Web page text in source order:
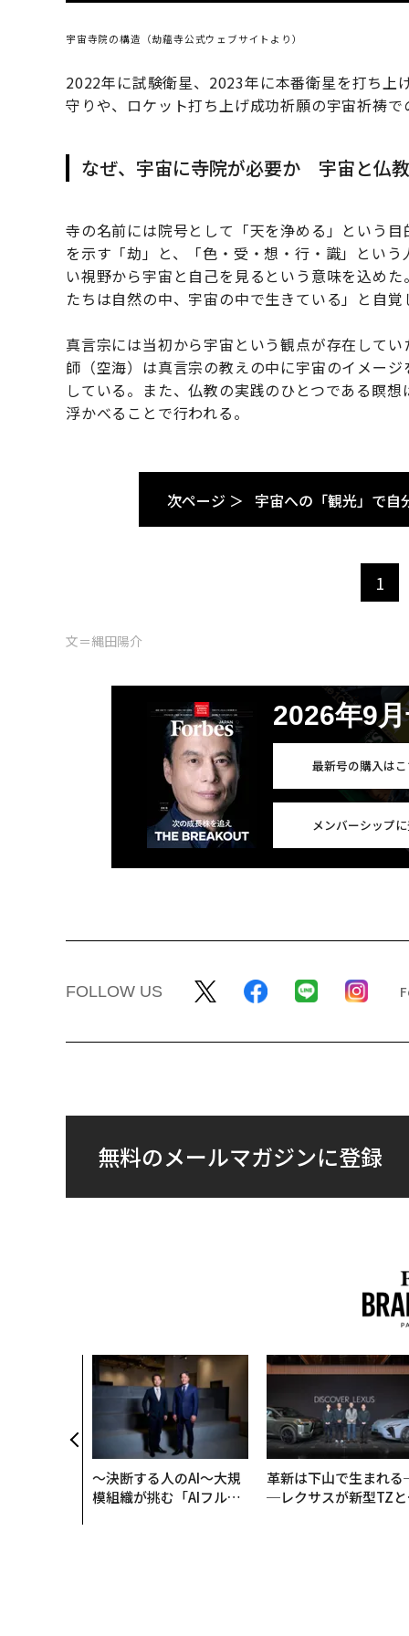
宇宙寺院の構造（劫蘊寺公式ウェブサイトより）
2022年に試験衛星、2023年に本番衛星を打ち上
守りや、ロケット打ち上げ成功祈願の宇宙祈祷
なぜ、宇宙に寺院が必要か 宇宙と仏教
寺の名前には院号として「天を浄める」という
を示す「劫」と、「色・受・想・行・識」とい
い視野から宇宙と自己を見るという意味を込め
たちは自然の中、宇宙の中で生きている」と自
真言宗には当初から宇宙という観点が存在して
師（空海）は真言宗の教えの中に宇宙のイメー
している。また、仏教の実践のひとつである瞑
浮かべることで行われる。
次ページ ＞ 宇宙への「観光」で自
1
文＝縄田陽介
2026年9
最新号の購入は
メンバーシップ
FOLLOW US
無料のメールマガジンに登録
〜決断する人のAI〜大規
模組織が挑む「AIフル実
革新は下山で生まれ
─レクサスが新型TZと